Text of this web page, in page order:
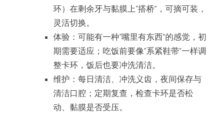
环）在剩余牙与黏膜上“搭桥”，可摘可装，
灵活切换。
体验：可能有一种“嘴里有东西”的感觉，初
期需要适应；吃饭前要像“系紧鞋带”一样调
整卡环，饭后也要冲洗清洁。
维护：每日清洁、冲洗义齿，夜间保存与
清洁口腔；定期复查，检查卡环是否松
动、黏膜是否受压。